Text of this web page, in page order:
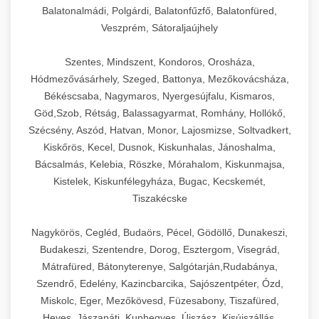
Balatonalmádi, Polgárdi, Balatonfűzfő, Balatonfüred,
Veszprém, Sátoraljaújhely
Szentes, Mindszent, Kondoros, Orosháza,
Hódmezővásárhely, Szeged, Battonya, Mezőkovácsháza,
Békéscsaba, Nagymaros, Nyergesújfalu, Kismaros,
Göd,Szob, Rétság, Balassagyarmat, Romhány, Hollókő,
Szécsény, Aszód, Hatvan, Monor, Lajosmizse, Soltvadkert,
Kiskőrös, Kecel, Dusnok, Kiskunhalas, Jánoshalma,
Bácsalmás, Kelebia, Röszke, Mórahalom, Kiskunmajsa,
Kistelek, Kiskunfélegyháza, Bugac, Kecskemét,
Tiszakécske
Nagykörös, Cegléd, Budaörs, Pécel, Gödöllő, Dunakeszi,
Budakeszi, Szentendre, Dorog, Esztergom, Visegrád,
Mátrafüred, Bátonyterenye, Salgótarján,Rudabánya,
Szendrő, Edelény, Kazincbarcika, Sajószentpéter, Ózd,
Miskolc, Eger, Mezőkövesd, Füzesabony, Tiszafüred,